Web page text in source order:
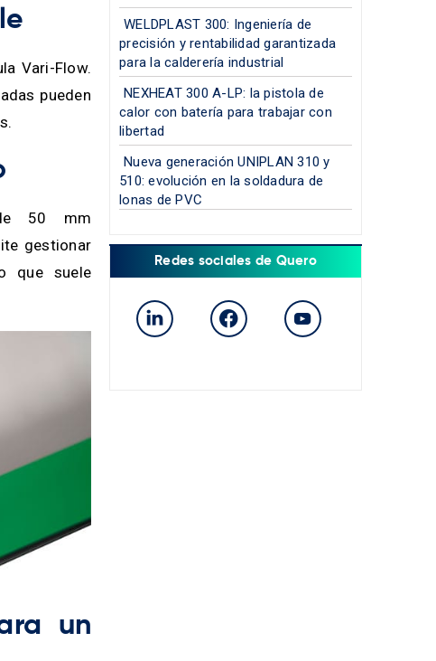
Vari-Flow.
pueden
50 mm
gestionar
que suele
un
WELDPLAST 300: Ingeniería de
precisión y rentabilidad garantizada
para la calderería industrial
NEXHEAT 300 A-LP: la pistola de
calor con batería para trabajar con
libertad
Nueva generación UNIPLAN 310 y
510: evolución en la soldadura de
lonas de PVC
Redes sociales de Quero